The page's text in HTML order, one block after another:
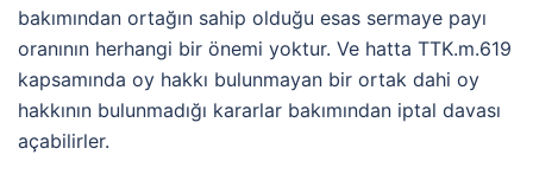
bakımından ortağın sahip olduğu esas sermaye payı
oranının herhangi bir önemi yoktur. Ve hatta TTK.m.619
kapsamında oy hakkı bulunmayan bir ortak dahi oy
hakkının bulunmadığı kararlar bakımından iptal davası
açabilirler.